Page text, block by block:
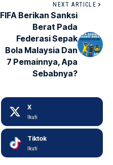
NEXT ARTICLE
FIFA Berikan Sanksi
Berat Pada
Federasi Sepak
Bola Malaysia Dan
7 Pemainnya, Apa
Sebabnya?
X
Ikuti
Tiktok
Ikuti